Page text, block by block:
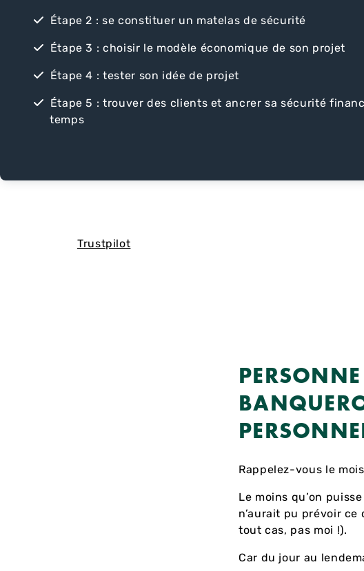
Étape 2 : se constituer un matelas de sécurité
Étape 3 : choisir le modèle économique de son projet
Étape 4 : tester son idée de projet
Étape 5 : trouver des clients et ancrer sa sécurité
temps
Trustpilot
Rappelez-vous le
Le moins qu’on
n’aurait pu prévoir ce
tout cas, pas moi !).
Car du jour au